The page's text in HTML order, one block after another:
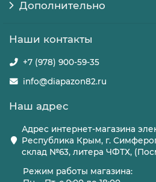
Дополнительно
Наши контакты
+7 (978) 900-59-35
info@diapazon82.ru
Наш адрес
Адрес интернет-магазина
Республика Крым, г.
склад №63, литера ЧФТХ,
Режим работы магазина: